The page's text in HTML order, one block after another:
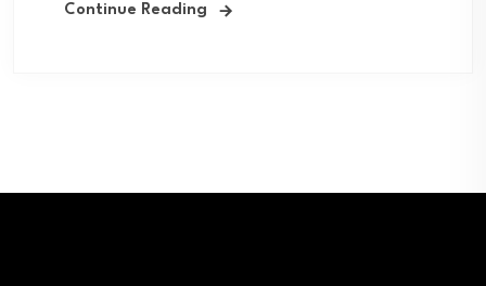
Continue Reading